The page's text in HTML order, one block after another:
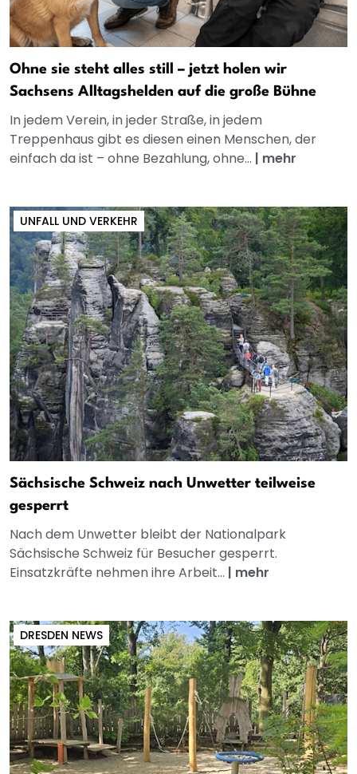
Ohne sie steht alles still – jetzt holen wir
Sachsens Alltagshelden auf die große Bühne
In jedem Verein, in jeder Straße, in jedem
Treppenhaus gibt es diesen einen Menschen, der
einfach da ist – ohne Bezahlung, ohne... | mehr
UNFALL UND VERKEHR
Sächsische Schweiz nach Unwetter teilweise
gesperrt
Nach dem Unwetter bleibt der Nationalpark
Sächsische Schweiz für Besucher gesperrt.
Einsatzkräfte nehmen ihre Arbeit... | mehr
DRESDEN NEWS